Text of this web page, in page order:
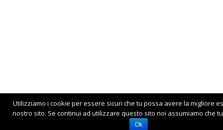
Utilizziamo i cookie per essere sicuri che tu possa avere la migliore
nostro sito. Se continui ad utilizzare questo sito noi assumiamo che
Ok